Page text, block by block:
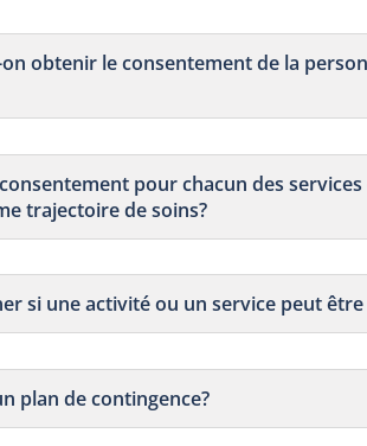
obtenir le consentement de la
pour chacun des
trajectoire de soins?
si une activité ou un service peut
plan de contingence?